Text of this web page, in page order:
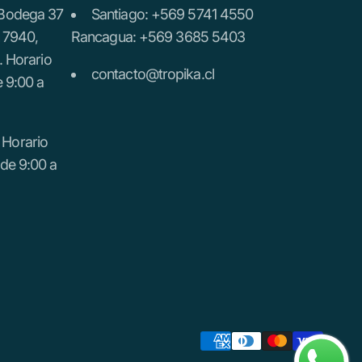
37
7940,
Horario
9:00 a
9:00 a
Santiago: +569 5741 4550
Rancagua: +569 3685 5403
contacto@tropika.cl